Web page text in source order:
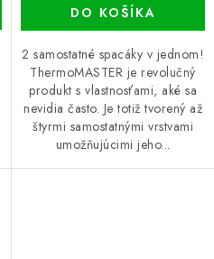
DO KOŠÍKA
2 samostatné spacáky v jednom!
ThermoMASTER je revolučný
produkt s vlastnosťami, aké sa
nevidia často. Je totiž tvorený až
štyrmi samostatnými vrstvami
umožňujúcimi jeho...